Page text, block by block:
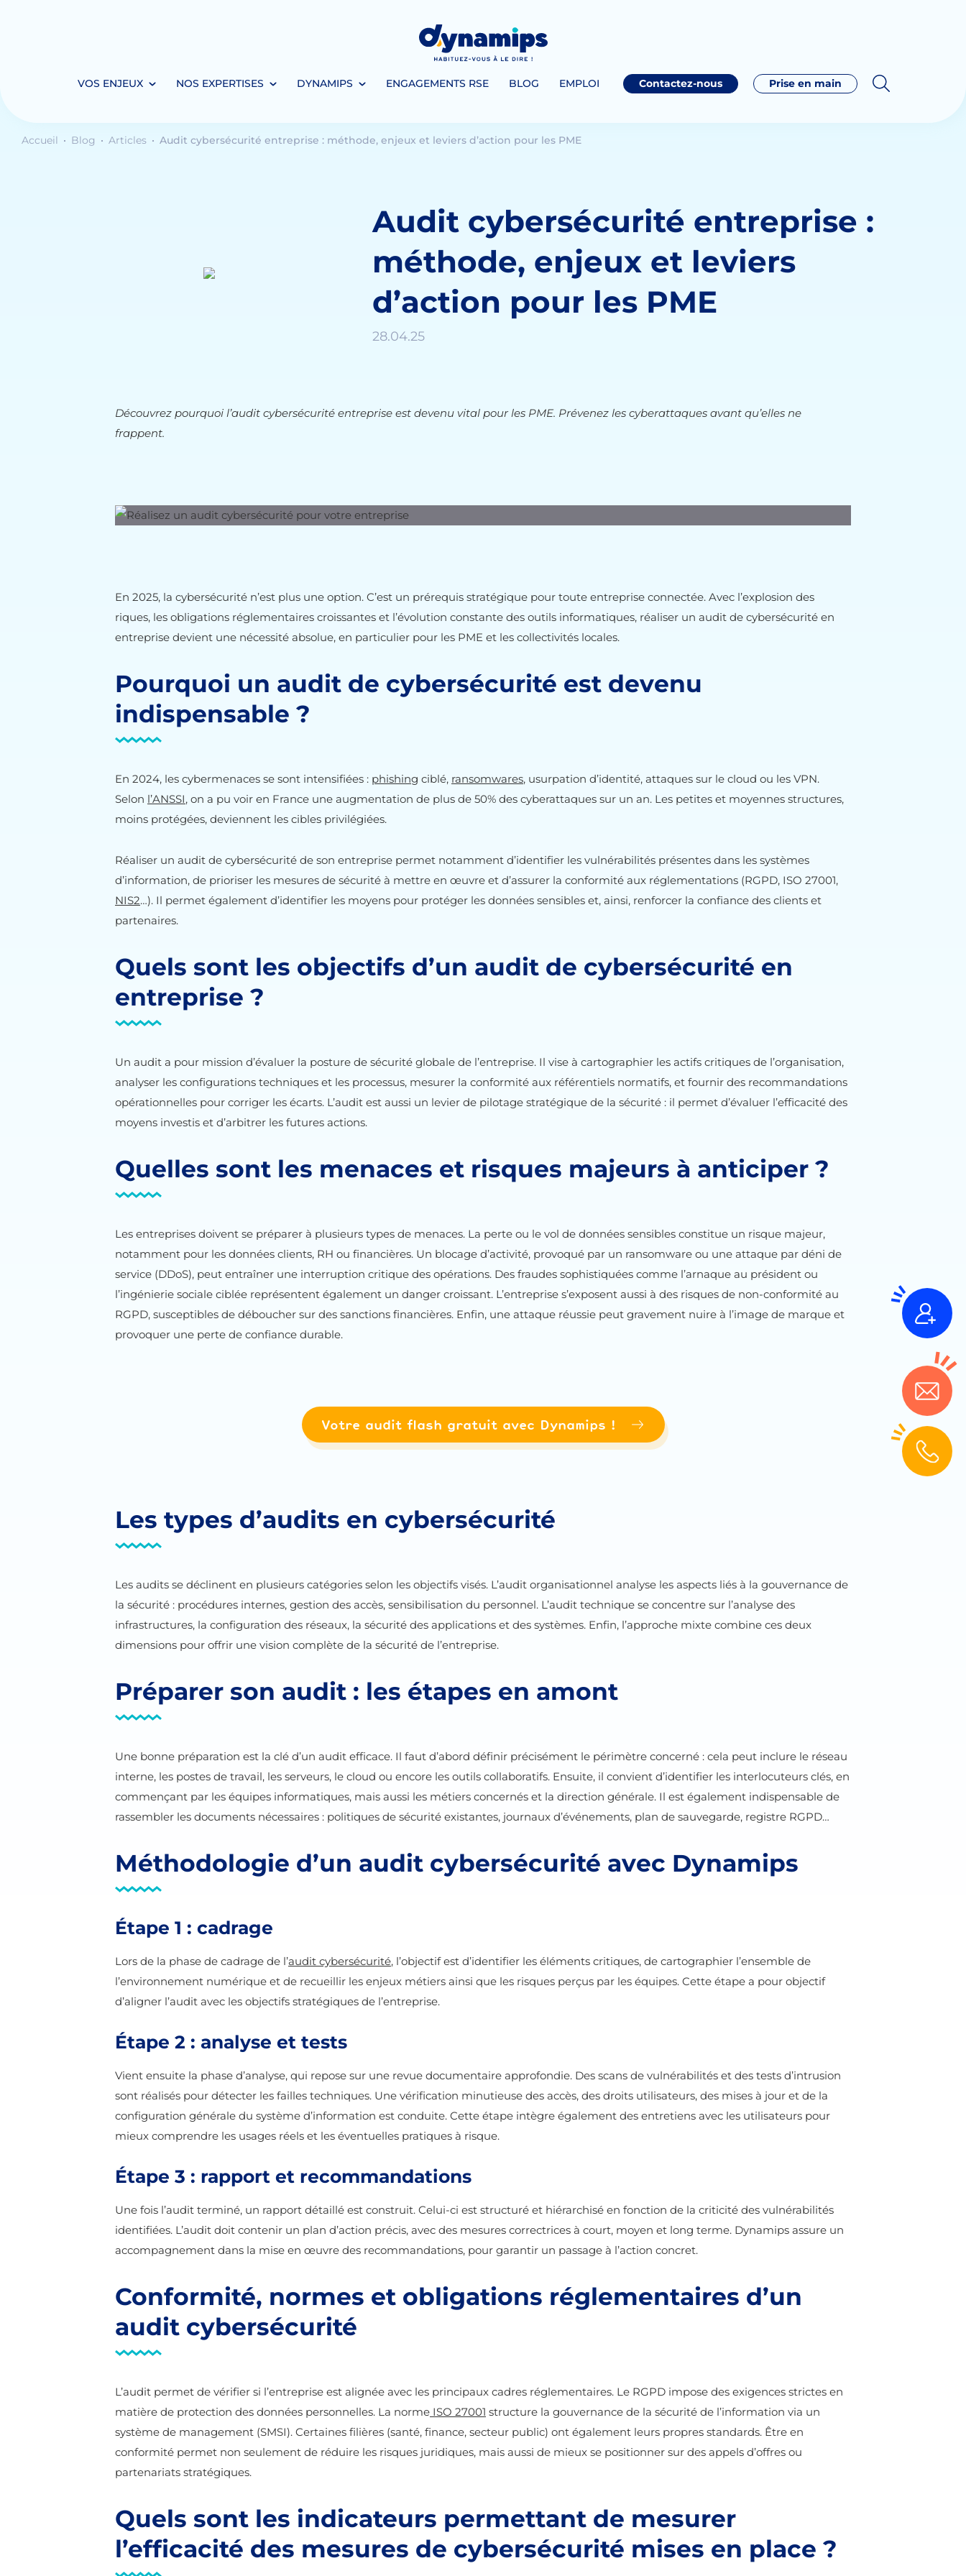
VOS ENJEUX NOS EXPERTISES DYNAMIPS ENGAGEMENTS RSE BLOG EMPLOI Contactez-nous Prise en main
Accueil Blog Articles Audit cybersécurité entreprise : méthode, enjeux et leviers d’action pour les PME
Audit cybersécurité entreprise :
méthode, enjeux et leviers
d’action pour les PME
28.04.25
Découvrez pourquoi l’audit cybersécurité entreprise est devenu vital pour les PME. Prévenez les cyberattaques avant qu’elles ne
frappent.
En 2025, la cybersécurité n’est plus une option. C’est un prérequis stratégique pour toute entreprise connectée. Avec l’explosion des
riques, les obligations réglementaires croissantes et l’évolution constante des outils informatiques, réaliser un audit de cybersécurité en
entreprise devient une nécessité absolue, en particulier pour les PME et les collectivités locales.
Pourquoi un audit de cybersécurité est devenu
indispensable ?
En 2024, les cybermenaces se sont intensifiées : phishing ciblé, ransomwares, usurpation d’identité, attaques sur le cloud ou les VPN.
Selon l’ANSSI, on a pu voir en France une augmentation de plus de 50% des cyberattaques sur un an. Les petites et moyennes structures,
moins protégées, deviennent les cibles privilégiées.
Réaliser un audit de cybersécurité de son entreprise permet notamment d’identifier les vulnérabilités présentes dans les systèmes
d’information, de prioriser les mesures de sécurité à mettre en œuvre et d’assurer la conformité aux réglementations (RGPD, ISO 27001,
NIS2…). Il permet également d’identifier les moyens pour protéger les données sensibles et, ainsi, renforcer la confiance des clients et
partenaires.
Quels sont les objectifs d’un audit de cybersécurité en
entreprise ?
Un audit a pour mission d’évaluer la posture de sécurité globale de l’entreprise. Il vise à cartographier les actifs critiques de l’organisation,
analyser les configurations techniques et les processus, mesurer la conformité aux référentiels normatifs, et fournir des recommandations
opérationnelles pour corriger les écarts. L’audit est aussi un levier de pilotage stratégique de la sécurité : il permet d’évaluer l’efficacité des
moyens investis et d’arbitrer les futures actions.
Quelles sont les menaces et risques majeurs à anticiper ?
Les entreprises doivent se préparer à plusieurs types de menaces. La perte ou le vol de données sensibles constitue un risque majeur,
notamment pour les données clients, RH ou financières. Un blocage d’activité, provoqué par un ransomware ou une attaque par déni de
service (DDoS), peut entraîner une interruption critique des opérations. Des fraudes sophistiquées comme l’arnaque au président ou
l’ingénierie sociale ciblée représentent également un danger croissant. L’entreprise s’exposent aussi à des risques de non-conformité au
RGPD, susceptibles de déboucher sur des sanctions financières. Enfin, une attaque réussie peut gravement nuire à l’image de marque et
provoquer une perte de confiance durable.
Votre audit flash gratuit avec Dynamips !
Les types d’audits en cybersécurité
Les audits se déclinent en plusieurs catégories selon les objectifs visés. L’audit organisationnel analyse les aspects liés à la gouvernance de
la sécurité : procédures internes, gestion des accès, sensibilisation du personnel. L’audit technique se concentre sur l’analyse des
infrastructures, la configuration des réseaux, la sécurité des applications et des systèmes. Enfin, l’approche mixte combine ces deux
dimensions pour offrir une vision complète de la sécurité de l’entreprise.
Préparer son audit : les étapes en amont
Une bonne préparation est la clé d’un audit efficace. Il faut d’abord définir précisément le périmètre concerné : cela peut inclure le réseau
interne, les postes de travail, les serveurs, le cloud ou encore les outils collaboratifs. Ensuite, il convient d’identifier les interlocuteurs clés, en
commençant par les équipes informatiques, mais aussi les métiers concernés et la direction générale. Il est également indispensable de
rassembler les documents nécessaires : politiques de sécurité existantes, journaux d’événements, plan de sauvegarde, registre RGPD…
Méthodologie d’un audit cybersécurité avec Dynamips
Étape 1 : cadrage
Lors de la phase de cadrage de l’audit cybersécurité, l’objectif est d’identifier les éléments critiques, de cartographier l’ensemble de
l’environnement numérique et de recueillir les enjeux métiers ainsi que les risques perçus par les équipes. Cette étape a pour objectif
d’aligner l’audit avec les objectifs stratégiques de l’entreprise.
Étape 2 : analyse et tests
Vient ensuite la phase d’analyse, qui repose sur une revue documentaire approfondie. Des scans de vulnérabilités et des tests d’intrusion
sont réalisés pour détecter les failles techniques. Une vérification minutieuse des accès, des droits utilisateurs, des mises à jour et de la
configuration générale du système d’information est conduite. Cette étape intègre également des entretiens avec les utilisateurs pour
mieux comprendre les usages réels et les éventuelles pratiques à risque.
Étape 3 : rapport et recommandations
Une fois l’audit terminé, un rapport détaillé est construit. Celui-ci est structuré et hiérarchisé en fonction de la criticité des vulnérabilités
identifiées. L’audit doit contenir un plan d’action précis, avec des mesures correctrices à court, moyen et long terme. Dynamips assure un
accompagnement dans la mise en œuvre des recommandations, pour garantir un passage à l’action concret.
Conformité, normes et obligations réglementaires d’un
audit cybersécurité
L’audit permet de vérifier si l’entreprise est alignée avec les principaux cadres réglementaires. Le RGPD impose des exigences strictes en
matière de protection des données personnelles. La norme ISO 27001 structure la gouvernance de la sécurité de l’information via un
système de management (SMSI). Certaines filières (santé, finance, secteur public) ont également leurs propres standards. Être en
conformité permet non seulement de réduire les risques juridiques, mais aussi de mieux se positionner sur des appels d’offres ou
partenariats stratégiques.
Quels sont les indicateurs permettant de mesurer
l’efficacité des mesures de cybersécurité mises en place ?